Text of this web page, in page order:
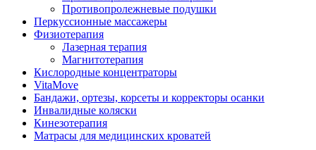
Противопролежневые подушки
Перкуссионные массажеры
Физиотерапия
Лазерная терапия
Магнитотерапия
Кислородные концентраторы
VitaMove
Бандажи, ортезы, корсеты и корректоры осанки
Инвалидные коляски
Кинезотерапия
Матрасы для медицинских кроватей